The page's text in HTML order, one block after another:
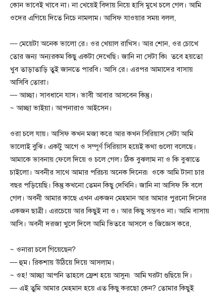
কোন ভাবেই খাবে না। না খেয়েই বিদায় নিয়ে হাসি মুখে চলে গেল। আমি
ওদের এগিয়ে দিতে নিচে নামলাম। আসিফ যাওয়ার সময় বলল,
— মেয়েটা অনেক ভালো রে। ওর খেয়াল রাখিস। আর শোন, ওর চোখে
তোর জন্য অন্যরকম কিছু একটা দেখেছি। জানি না সেটা কি৷ তবে হয়তো
খুব তাড়াতাড়ি তুই জানতে পারবি। আসি রে। এরপর আমাদের বাসায়
আসিবি তোরা।
— আচ্ছা। সাবধানে যাস। ভাবী আবার আসবেন কিন্তু।
~ আচ্ছা ভাইয়া। আপনারাও আইসেন।
ওরা চলে যায়। আসিফ কখন মজা করে আর কখন সিরিয়াস সেটা আমি
ভালোই বুঝি। একটু আগে ও সম্পূর্ণ সিরিয়াস হয়েই কথা গুলো বলেছে।
আমাকে ভাবনায় ফেলে দিয়ে ও চলে গেল। ঠিক বুঝলাম না ও কি বুঝাতে
চাইলো। অবনীর সাথে আমার পরিচয় অনেক দিনের৷ ওকে আমি টানা চার
বছর পড়িয়েছি। কিন্তু কখনো তেমন কিছু দেখিনি। জানি না আসিফ কি বলে
গেল। অবনী আমার কাছে এখন একজন মেহমান আর আমার পুরনো দিনের
একজন ছাত্রী। এরচেয়ে আর কিছুই না ও। আর কিছু সম্ভবও না। আমি বাসায়
আসি। অবনী দরজা খুলে দিলে আমি ভিতরে আসলে ও জিজ্ঞেস করে,
~ ওনারা চলে গিয়েছেন?
— হুম। রিকশায় উঠিয়ে দিয়ে আসলাম।
~ ওহ! আচ্ছা আপনি তাহলে ফ্রেশ হয়ে আসুন৷ আমি ঘরটা গুছিয়ে দি।
— এই তুমি আমার মেহমান হয়ে এত কিছু করছো কেন? তোমার কিছুই